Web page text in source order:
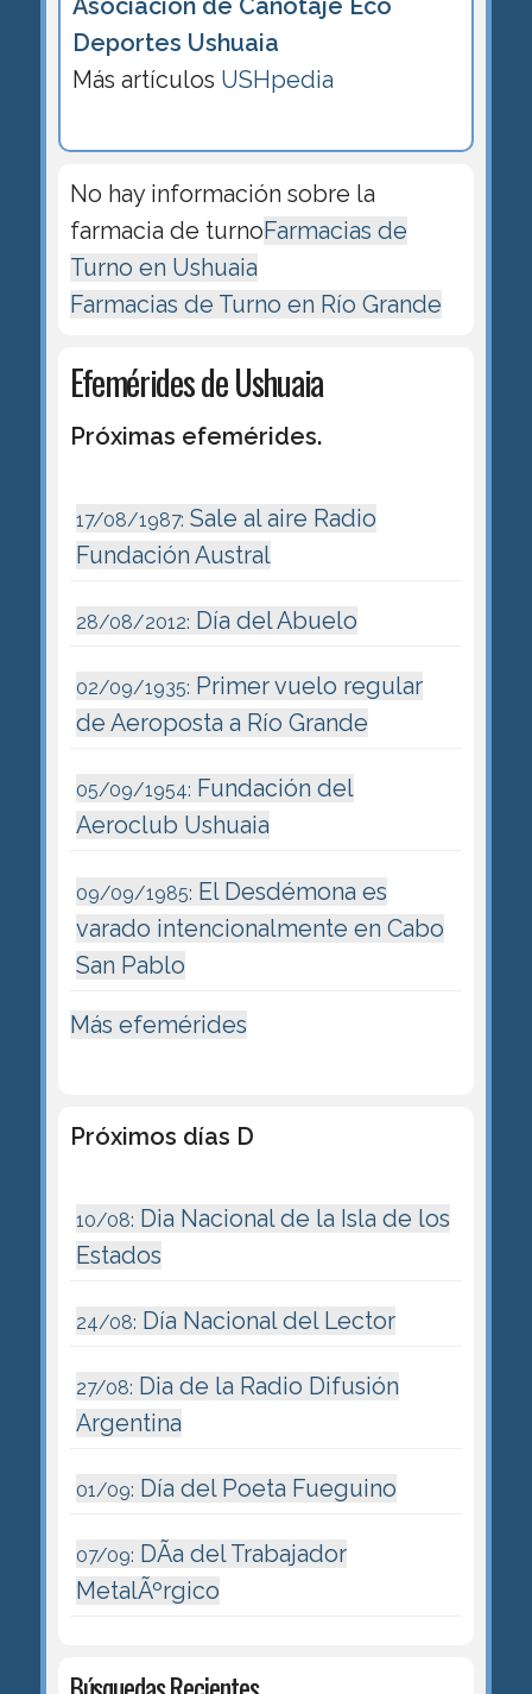
Deportes Ushuaia
Más artículos USHpedia
No hay información sobre la
farmacia de turnoFarmacias de
Turno en Ushuaia
Farmacias de Turno en Río Grande
Efemérides de Ushuaia
Próximas efemérides.
17/08/1987: Sale al aire Radio
Fundación Austral
28/08/2012: Día del Abuelo
02/09/1935: Primer vuelo regular
de Aeroposta a Río Grande
05/09/1954: Fundación del
Aeroclub Ushuaia
09/09/1985: El Desdémona es
varado intencionalmente en Cabo
San Pablo
Más efemérides
Próximos días D
10/08: Dia Nacional de la Isla de los
Estados
24/08: Día Nacional del Lector
27/08: Dia de la Radio Difusión
Argentina
01/09: Día del Poeta Fueguino
07/09: DÃ­a del Trabajador
MetalÃºrgico